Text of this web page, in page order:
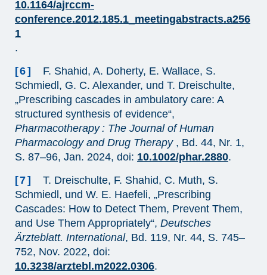
10.1164/ajrccm-
conference.2012.185.1_meetingabstracts.a256
1
.
[6]
F. Shahid, A. Doherty, E. Wallace, S.
Schmiedl, G. C. Alexander, und T. Dreischulte,
„Prescribing cascades in ambulatory care: A
structured synthesis of evidence“,
Pharmacotherapy : The Journal of Human
Pharmacology and Drug Therapy , Bd. 44, Nr. 1,
S. 87–96, Jan. 2024, doi: 10.1002/phar.2880.
[7]
T. Dreischulte, F. Shahid, C. Muth, S.
Schmiedl, und W. E. Haefeli, „Prescribing
Cascades: How to Detect Them, Prevent Them,
and Use Them Appropriately“, Deutsches
Ärzteblatt. International, Bd. 119, Nr. 44, S. 745–
752, Nov. 2022, doi:
10.3238/arztebl.m2022.0306.